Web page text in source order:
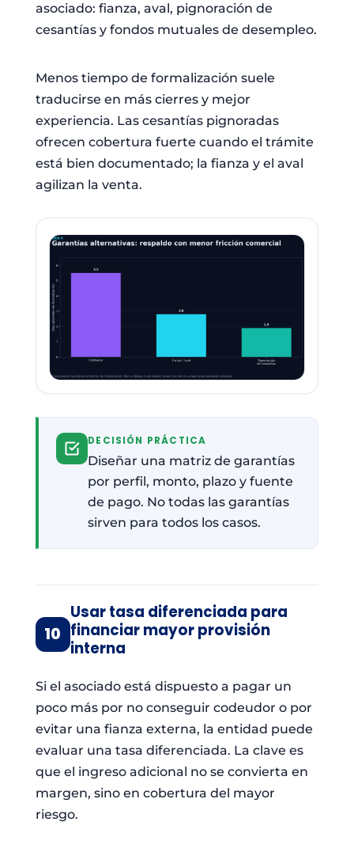
asociado: fianza, aval, pignoración de
cesantías y fondos mutuales de desempleo.
Menos tiempo de formalización suele
traducirse en más cierres y mejor
experiencia. Las cesantías pignoradas
ofrecen cobertura fuerte cuando el trámite
está bien documentado; la fianza y el aval
agilizan la venta.
DECISIÓN PRÁCTICA
Diseñar una matriz de garantías
por perfil, monto, plazo y fuente
de pago. No todas las garantías
sirven para todos los casos.
10
Usar tasa diferenciada para
financiar mayor provisión
interna
Si el asociado está dispuesto a pagar un
poco más por no conseguir codeudor o por
evitar una fianza externa, la entidad puede
evaluar una tasa diferenciada. La clave es
que el ingreso adicional no se convierta en
margen, sino en cobertura del mayor
riesgo.